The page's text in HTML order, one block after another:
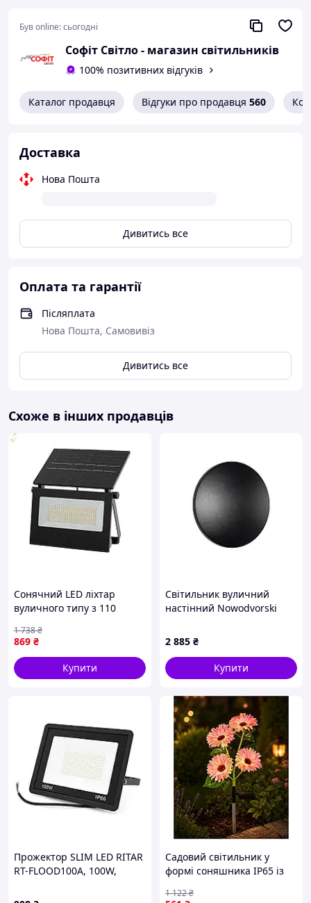
Був online:сьогодні
Софіт Світло - магазин світильників
100% позитивних відгуків
Каталог продавця Відгуки про продавця 560
Доставка
Нова Пошта
Дивитись все
Оплата та гарантії
Післяплата
Нова Пошта, Самовивіз
Дивитись все
Схоже в інших продавців
Сонячний LED ліхтар
вуличного типу з 110
потужністю 200 Вт модель
HP-5-58
869 ₴
1 738₴
Купити
Світильник вуличний
настінний Nowodvorski
2 885 ₴
Купити
Прожектор SLIM LED RITAR
RT-FLOOD100A, 100W,
6500K (100%), Ra>70,
Садовий світильник у
формі соняшника IP65 із
рожевого кольору для
1 122₴